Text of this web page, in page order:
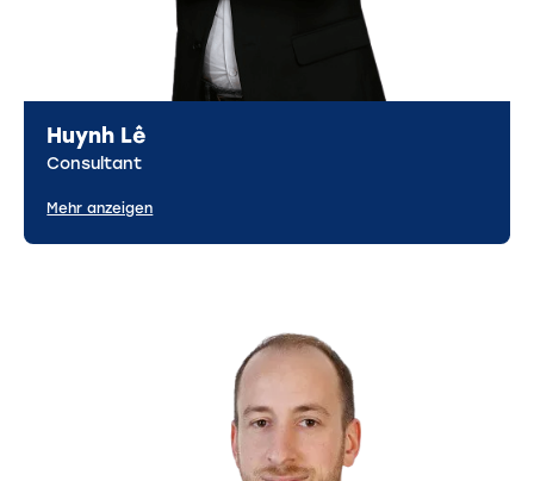
Huynh Lê
Consultant
Mehr anzeigen